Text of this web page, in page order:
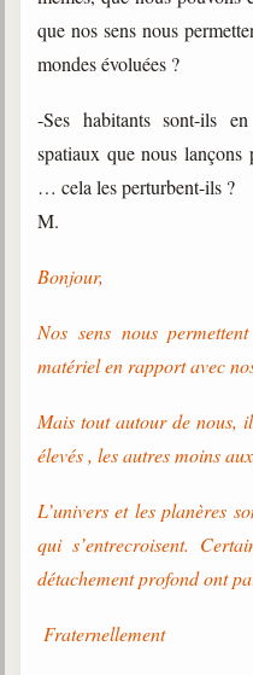
que nos sens nous
mondes évoluées ?
-Ses habitants sont-ils
spatiaux que nous
… cela les perturbent-ils ?
M.
Bonjour,
Nos sens nous
matériel en rapport avec
Mais tout autour de nous,
élevés , les autres moins
L’univers et les planères
qui s’entrecroisent.
détachement profond ont
Fraternellement